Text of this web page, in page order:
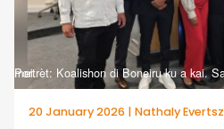
Portrèt: Koalishon di Boneiru ku a kai. Salma Serberie ta para mei mei.
20 January 2026 | Nathaly Evertsz